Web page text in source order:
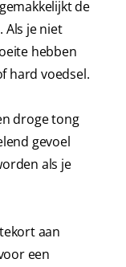
de
Als je niet
hebben
hard voedsel.
droge tong
gevoel
als je
aan
een